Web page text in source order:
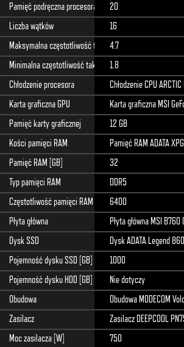
Pamięć podręczna procesora [MB]
Liczba wątków
Maksymalna częstotliwość taktowania procesora [GHz]
Minimalna częstotliwość taktowania procesora [GHz]
Chłodzenie procesora
Karta graficzna GPU
Pamięć karty graficznej
Kości pamięci RAM
Pamięć RAM [GB]
Typ pamięci RAM
Częstotliwość pamięci RAM [MHz]
Płyta główna
Dysk SSD
Pojemność dysku SSD [GB]
Pojemność dysku HDD [GB]
Obudowa
Zasilacz
Moc zasilacza [W]
20
16
4.7
1.8
12 GB
32
DDR5
6400
Płyta główna MSI
Dysk ADATA Legend
1000
Nie dotyczy
Zasilacz DEEPCOOL
750